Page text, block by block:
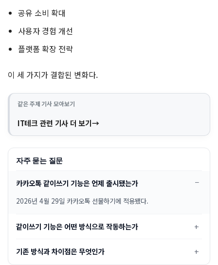
공유 소비 확대
사용자 경험 개선
플랫폼 확장 전략
이 세 가지가 결합된 변화다.
같은 주제 기사 모아보기
IT테크 관련 기사 더 보기
자주 묻는 질문
카카오톡 같이쓰기 기능은 언제 출시됐는가
2026년 4월 29일 카카오톡 선물하기에 적용됐다.
같이쓰기 기능은 어떤 방식으로 작동하는가
기존 방식과 차이점은 무엇인가